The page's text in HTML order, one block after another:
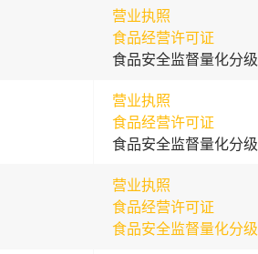
营业执照
食品经营许可证
食品安全监督量化分级
营业执照
食品经营许可证
食品安全监督量化分级
营业执照
食品经营许可证
食品安全监督量化分级